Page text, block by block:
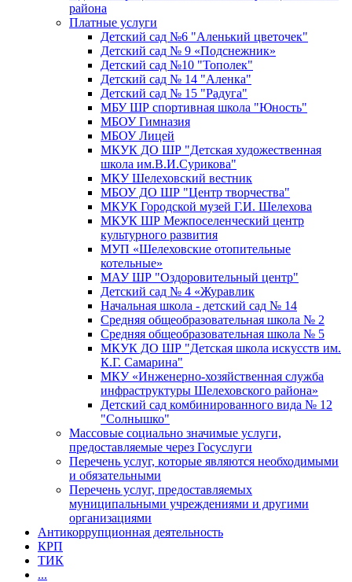
района
Платные услуги
Детский сад №6 "Аленький цветочек"
Детский сад № 9 «Подснежник»
Детский сад №10 "Тополек"
Детский сад № 14 "Аленка"
Детский сад № 15 "Радуга"
МБУ ШР спортивная школа "Юность"
МБОУ Гимназия
МБОУ Лицей
МКУК ДО ШР "Детская художественная
школа им.В.И.Сурикова"
МКУ Шелеховский вестник
МБОУ ДО ШР "Центр творчества"
МКУК Городской музей Г.И. Шелехова
МКУК ШР Межпоселенческий центр
культурного развития
МУП «Шелеховские отопительные
котельные»
МАУ ШР "Оздоровительный центр"
Детский сад № 4 «Журавлик
Начальная школа - детский сад № 14
Средняя общеобразовательная школа № 2
Средняя общеобразовательная школа № 5
МКУК ДО ШР "Детская школа искусств им.
К.Г. Самарина"
МКУ «Инженерно-хозяйственная служба
инфраструктуры Шелеховского района»
Детский сад комбинированного вида № 12
"Солнышко"
Массовые социально значимые услуги,
предоставляемые через Госуслуги
Перечень услуг, которые являются необходимыми
и обязательными
Перечень услуг, предоставляемых
муниципальными учреждениями и другими
организациями
Антикоррупционная деятельность
КРП
ТИК
...